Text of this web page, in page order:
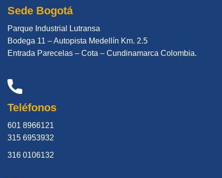
Sede Bogotá
Parque Industrial Lutransa
Bodega 11 – Autopista Medellín Km. 2.5
Entrada Parecelas – Cota – Cundinamarca Colombia.
Teléfonos
601 8966121
315 6953932
316 0106132